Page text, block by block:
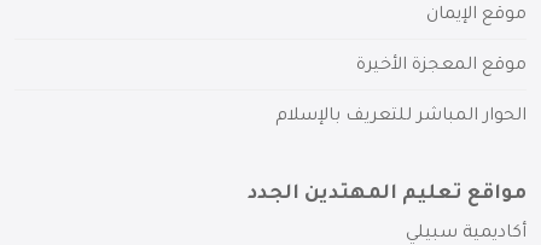
موقع الإيمان
موقع المعجزة الأخيرة
الحوار المباشر للتعريف بالإسلام
مواقع تعليم المهتدين الجدد
أكاديمية سبيلي